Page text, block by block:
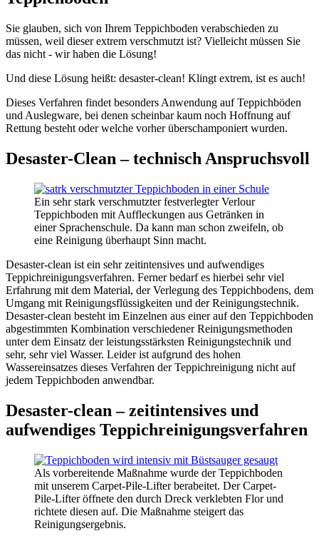
Sie glauben, sich von Ihrem Teppichboden verabschieden zu
müssen, weil dieser extrem verschmutzt ist? Vielleicht müssen Sie
das nicht - wir haben die Lösung!
Und diese Lösung heißt: desaster-clean! Klingt extrem, ist es auch!
Dieses Verfahren findet besonders Anwendung auf Teppichböden
und Auslegware, bei denen scheinbar kaum noch Hoffnung auf
Rettung besteht oder welche vorher überschamponiert wurden.
Desaster-Clean – technisch Anspruchsvoll
Ein sehr stark verschmutzter festverlegter Verlour
Teppichboden mit Auffleckungen aus Getränken in
einer Sprachenschule. Da kann man schon zweifeln, ob
eine Reinigung überhaupt Sinn macht.
Desaster-clean ist ein sehr zeitintensives und aufwendiges
Teppichreinigungsverfahren. Ferner bedarf es hierbei sehr viel
Erfahrung mit dem Material, der Verlegung des Teppichbodens, dem
Umgang mit Reinigungsflüssigkeiten und der Reinigungstechnik.
Desaster-clean besteht im Einzelnen aus einer auf den Teppichboden
abgestimmten Kombination verschiedener Reinigungsmethoden
unter dem Einsatz der leistungsstärksten Reinigungstechnik und
sehr, sehr viel Wasser. Leider ist aufgrund des hohen
Wassereinsatzes dieses Verfahren der Teppichreinigung nicht auf
jedem Teppichboden anwendbar.
Desaster-clean – zeitintensives und
aufwendiges Teppichreinigungsverfahren
Als vorbereitende Maßnahme wurde der Teppichboden
mit unserem Carpet-Pile-Lifter berabeitet. Der Carpet-
Pile-Lifter öffnete den durch Dreck verklebten Flor und
richtete diesen auf. Die Maßnahme steigert das
Reinigungsergebnis.